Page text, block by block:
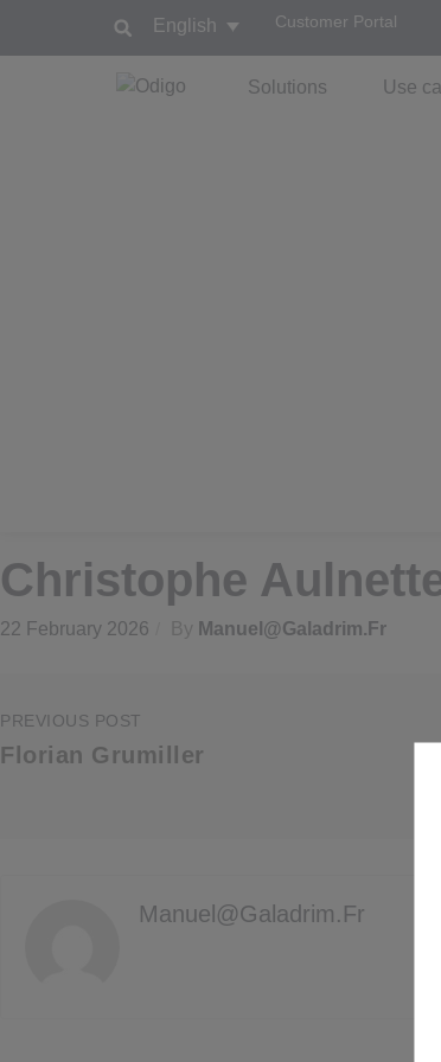
English Customer Portal
Solutions Use
Christophe
22 February 2026 Manuel@galadrim.fr
PREVIOUS POST
Florian Grumiller
Manuel@galadrim.fr